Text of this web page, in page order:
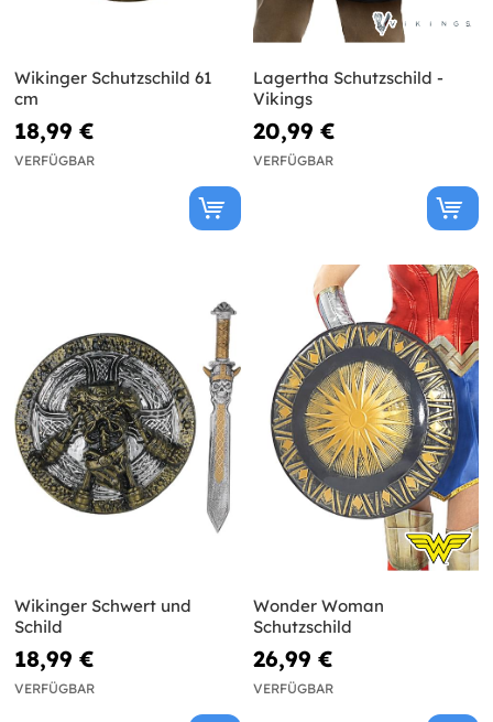
Wikinger Schutzschild 61
cm
18,99 €
VERFÜGBAR
Lagertha Schutzschild -
Vikings
20,99 €
VERFÜGBAR
Wikinger Schwert und
Schild
18,99 €
VERFÜGBAR
Wonder Woman
Schutzschild
26,99 €
VERFÜGBAR